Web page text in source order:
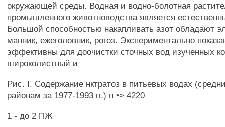
окружающей среды. Водная и водно-болотная
промышленного животноводства является
Большой способностью накапливать азот обладают
манник, ежеголовник, рогоз. Экспериментально
эффективны для доочистки сточных вод изученных
широколистный и
Рис. I. Содержание нктратоз в питьевых водах
районам за 1977-1993 гг.) п •> 4220
1 - до 2 ПЖ